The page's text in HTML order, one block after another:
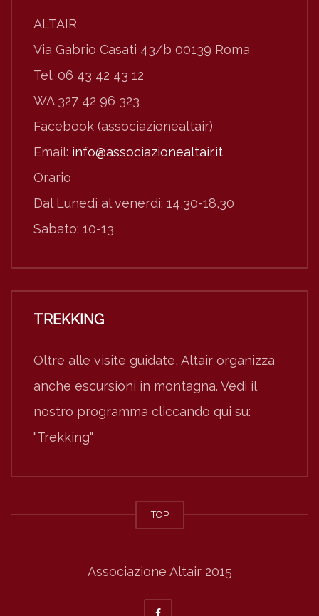
ALTAIR
Via Gabrio Casati 43/b 00139 Roma
Tel. 06 43 42 43 12
WA 327 42 96 323
Facebook (associazionealtair)
Email: info@associazionealtair.it
Orario
Dal Lunedì al venerdì: 14,30-18,30
Sabato: 10-13
TREKKING
Oltre alle visite guidate, Altair organizza
anche escursioni in montagna. Vedi il
nostro programma cliccando qui su:
"Trekking"
TOP
Associazione Altair 2015